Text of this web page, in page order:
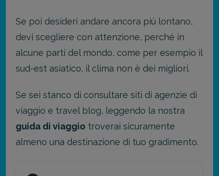
Se poi desideri andare ancora più lontano,
devi scegliere con attenzione, perché in
alcune parti del mondo, come per esempio il
sud-est asiatico, il clima non è dei migliori.
Se sei stanco di consultare siti di agenzie di
viaggio e travel blog, leggendo la nostra
guida di viaggio troverai sicuramente
almeno una destinazione di tuo gradimento.